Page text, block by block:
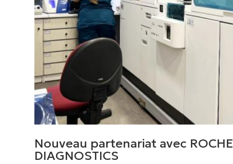
Nouveau partenariat avec ROCHE
DIAGNOSTICS